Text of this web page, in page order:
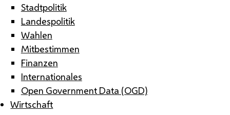
Stadtpolitik
Landespolitik
Wahlen
Mitbestimmen
Finanzen
Internationales
Open Government Data (OGD)
Wirtschaft